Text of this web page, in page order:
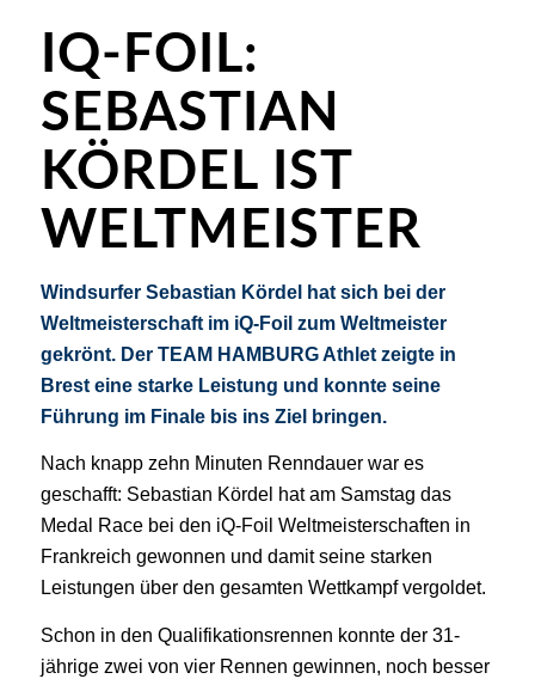
IQ-FOIL:
SEBASTIAN
KÖRDEL IST
WELTMEISTER
Windsurfer Sebastian Kördel hat sich bei der
Weltmeisterschaft im iQ-Foil zum Weltmeister
gekrönt. Der TEAM HAMBURG Athlet zeigte in
Brest eine starke Leistung und konnte seine
Führung im Finale bis ins Ziel bringen.
Nach knapp zehn Minuten Renndauer war es
geschafft: Sebastian Kördel hat am Samstag das
Medal Race bei den iQ-Foil Weltmeisterschaften in
Frankreich gewonnen und damit seine starken
Leistungen über den gesamten Wettkampf vergoldet.
Schon in den Qualifikationsrennen konnte der 31-
jährige zwei von vier Rennen gewinnen, noch besser